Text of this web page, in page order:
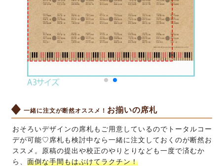
一緒に注文が断然オススメ！ お揃いの席札
おそろいデザインの席札もご用意しているのでトータルコー
デが可能♡席札も検討中なら一緒に注文しておくのが断然お
ススメ。原稿の提出や校正のやりとりなども一度で済むか
ら、 面倒な手間もはぶけてラクチン！